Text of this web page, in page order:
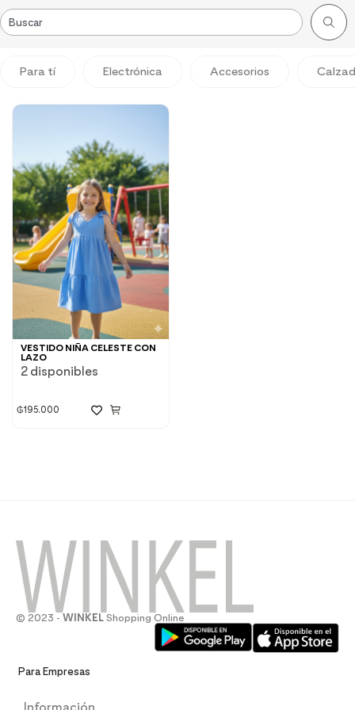
Para tí Electrónica Accesorios
VESTIDO NIÑA CELESTE CON
LAZO
2 disponibles
₲195.000
© 2023 - WINKEL Shopping Online
Para Empresas